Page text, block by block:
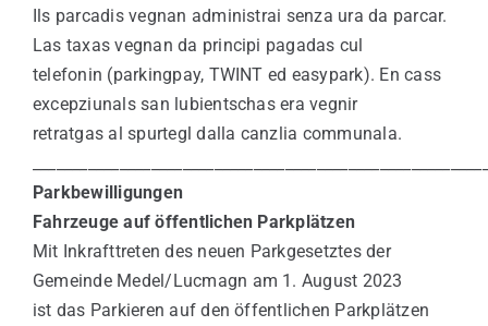
Ils parcadis vegnan administrai senza ura da parcar.
Las taxas vegnan da principi pagadas cul
telefonin (parkingpay, TWINT ed easypark). En cass
excepziunals san lubientschas era vegnir
retratgas al spurtegl dalla canzlia communala.
Parkbewilligungen
Fahrzeuge auf öffentlichen Parkplätzen
Mit Inkrafttreten des neuen Parkgesetztes der
Gemeinde Medel/Lucmagn am 1. August 2023
ist das Parkieren auf den öffentlichen Parkplätzen